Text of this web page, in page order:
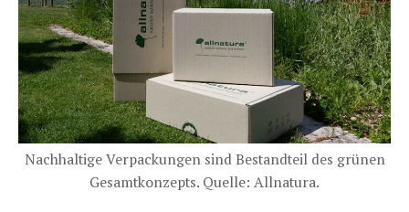
Nachhaltige Verpackungen sind Bestandteil des grünen
Gesamtkonzepts. Quelle: Allnatura.